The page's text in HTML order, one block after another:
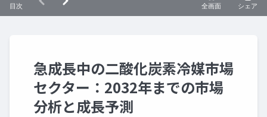
急成長中の二酸化炭素冷媒市場
セクター：2032年までの市場
分析と成長予測